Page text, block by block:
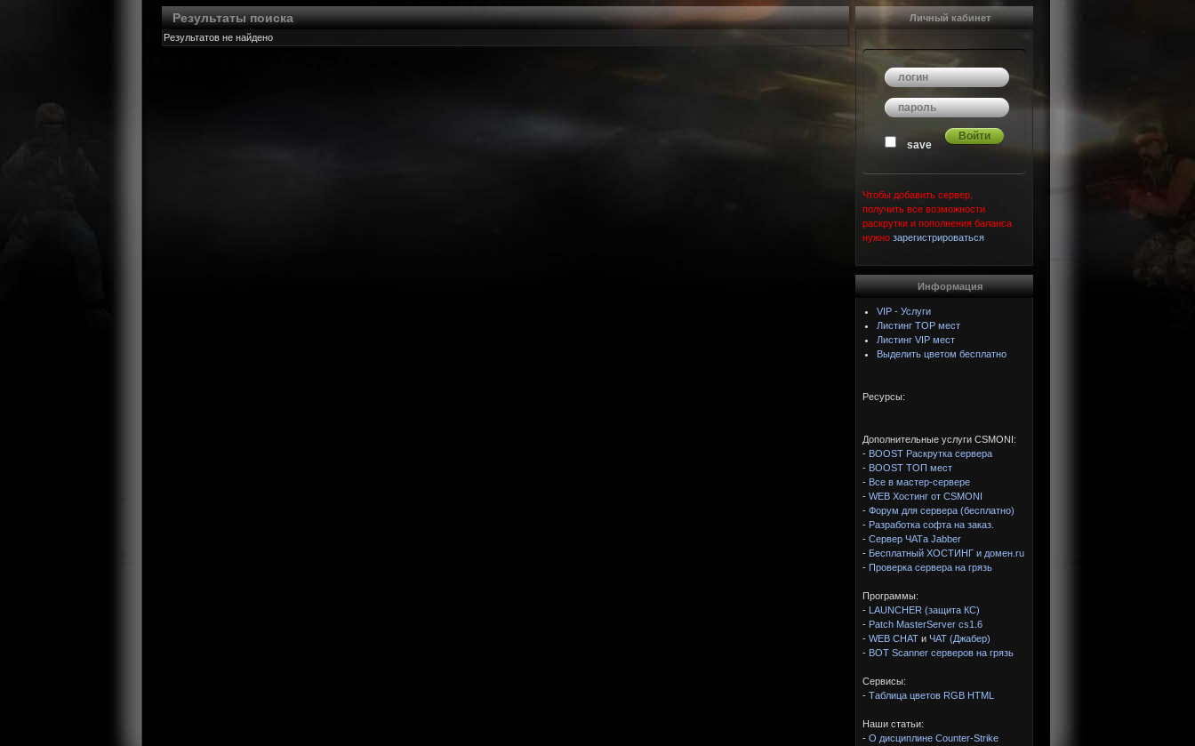
Результаты поиска
Результатов не найдено
Личный кабинет
save
Чтобы добавить сервер,
получить все возможности
раскрутки и пополнения баланса
нужно зарегистрироваться
Информация
VIP - Услуги
Листинг TOP мест
Листинг VIP мест
Выделить цветом бесплатно
Ресурсы:
Дополнительные услуги CSMONI:
- BOOST Раскрутка сервера
- BOOST ТОП мест
- Все в мастер-сервере
- WEB Хостинг от CSMONI
- Форум для сервера (бесплатно)
- Разработка софта на заказ.
- Сервер ЧАТа Jabber
- Бесплатный ХОСТИНГ и домен.ru
- Проверка сервера на грязь
Программы:
- LAUNCHER (защита КС)
- Patch MasterServer cs1.6
- WEB CHAT и ЧАТ (Джабер)
- BOT Scanner серверов на грязь
Сервисы:
- Таблица цветов RGB HTML
Наши статьи:
- О дисциплине Counter-Strike